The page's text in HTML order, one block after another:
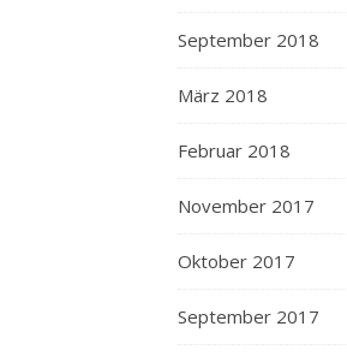
bestellen,
September 2018
März 2018
Februar 2018
November 2017
Oktober 2017
September 2017